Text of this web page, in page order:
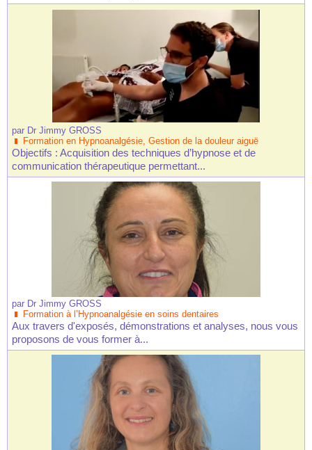
par Dr Jimmy GROSS
Formation en Hypnoanalgésie, Gestion de la douleur aiguë
Objectifs : Acquisition des techniques d’hypnose et de
communication thérapeutique permettant...
par Dr Jimmy GROSS
Formation à l’Hypnoanalgésie en soins dentaires
Aux travers d'exposés, démonstrations et analyses, nous vous
proposons de vous former à...